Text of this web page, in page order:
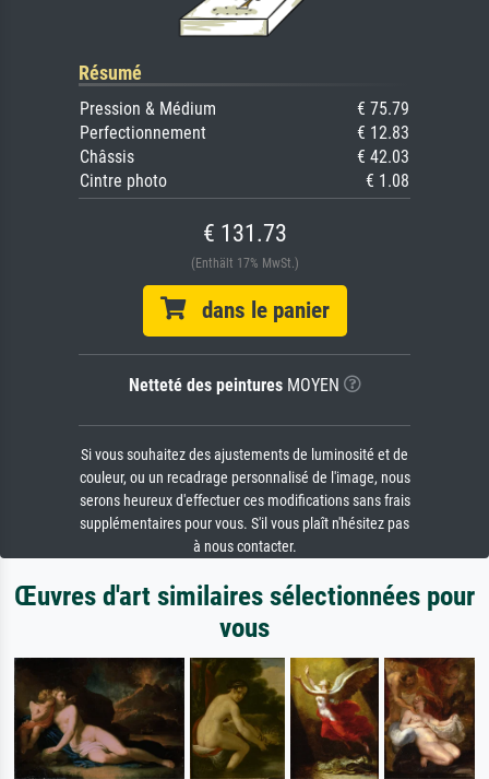
Résumé
Pression & Médium
€ 75.79
Perfectionnement
€ 12.83
Châssis
€ 42.03
Cintre photo
€ 1.08
€ 131.73
(Enthält 17% MwSt.)
dans le panier
Netteté des peinturesMOYEN
Si vous souhaitez des ajustements de luminosité et de
couleur, ou un recadrage personnalisé de l'image, nous
serons heureux d'effectuer ces modifications sans frais
supplémentaires pour vous. S'il vous plaît n'hésitez pas
à nous contacter.
Œuvres d'art similaires sélectionnées pour
vous